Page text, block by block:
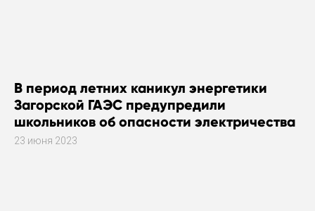
В период летних каникул энергетики
Загорской ГАЭС предупредили
школьников об опасности электричества
23 июня 2023